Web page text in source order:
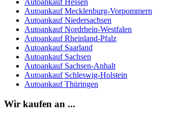
Autoankauf Hessen
Autoankauf Mecklenburg-Vorpommern
Autoankauf Niedersachsen
Autoankauf Nordrhein-Westfalen
Autoankauf Rheinland-Pfalz
Autoankauf Saarland
Autoankauf Sachsen
Autoankauf Sachsen-Anhalt
Autoankauf Schleswig-Holstein
Autoankauf Thüringen
Wir kaufen an ...